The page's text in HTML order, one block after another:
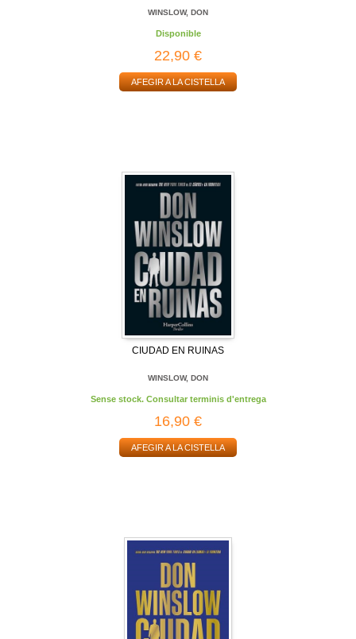
WINSLOW, DON
Disponible
22,90 €
AFEGIR A LA CISTELLA
CIUDAD EN RUINAS
WINSLOW, DON
Sense stock. Consultar terminis d'entrega
16,90 €
AFEGIR A LA CISTELLA